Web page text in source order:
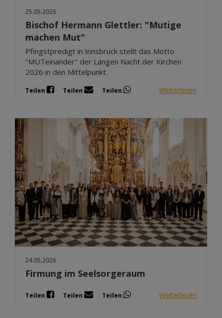
25.05.2026
Bischof Hermann Glettler: "Mutige
machen Mut"
Pfingstpredigt in Innsbruck stellt das Motto
"MUTeinander" der Langen Nacht der Kirchen
2026 in den Mittelpunkt.
Teilen Teilen Teilen Weiterlesen
24.05.2026
Firmung im Seelsorgeraum
Teilen Teilen Teilen Weiterlesen